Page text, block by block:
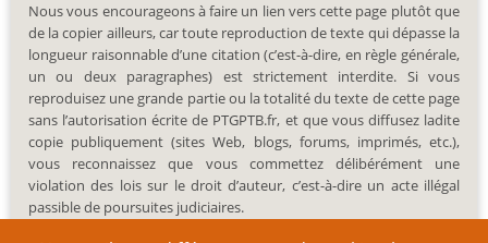
Nous vous encourageons à faire un lien vers cette page plutôt que
de la copier ailleurs, car toute reproduction de texte qui dépasse la
longueur raisonnable d’une citation (c’est-à-dire, en règle générale,
un ou deux paragraphes) est strictement interdite. Si vous
reproduisez une grande partie ou la totalité du texte de cette page
sans l’autorisation écrite de PTGPTB.fr, et que vous diffusez ladite
copie publiquement (sites Web, blogs, forums, imprimés, etc.),
vous reconnaissez que vous commettez délibérément une
violation des lois sur le droit d’auteur, c’est-à-dire un acte illégal
passible de poursuites judiciaires.